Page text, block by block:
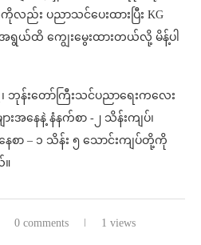
ည်း ပညာသင်ပေးထားပြီး KG
ထိ ကျွေးမွေးထားတယ်လို့ မိန့်ပါ
န်းတော်ကြီးသင်ပညာရေးကလေး
အနေနဲ့ နံနက်စာ -၂ သိန်းကျပ်၊
စာ – ၁ သိန်း ၅ သောင်းကျပ်တို့ကို
0 comments 1 views